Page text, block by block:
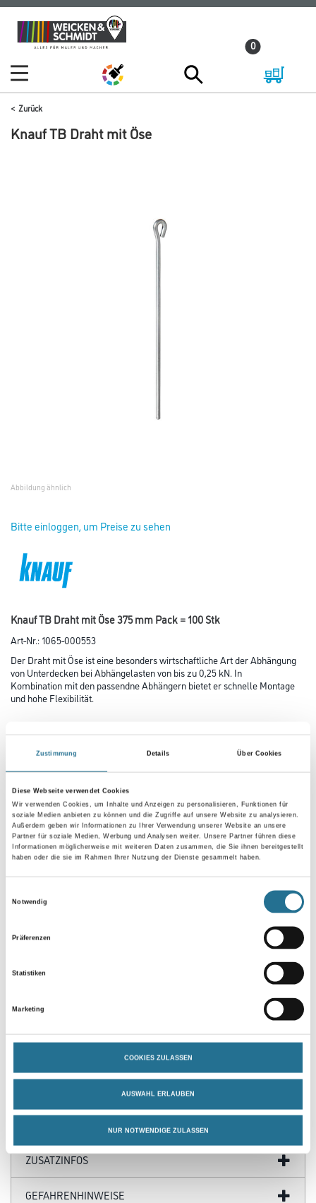
Zustimmung Details Über Cookies
Diese Webseite verwendet Cookies
Wir verwenden Cookies, um Inhalte und Anzeigen zu personalisieren, Funktionen für
soziale Medien anbieten zu können und die Zugriffe auf unsere Website zu analysieren.
Außerdem geben wir Informationen zu Ihrer Verwendung unserer Website an unsere
Partner für soziale Medien, Werbung und Analysen weiter. Unsere Partner führen diese
Informationen möglicherweise mit weiteren Daten zusammen, die Sie ihnen bereitgestellt
haben oder die sie im Rahmen Ihrer Nutzung der Dienste gesammelt haben.
Notwendig
Präferenzen
Statistiken
Marketing
COOKIES ZULASSEN
AUSWAHL ERLAUBEN
NUR NOTWENDIGE ZULASSEN
Zum
Inhalt
Zum
Navigationsmenü
0
Zurück
Knauf TB Draht mit Öse
Abbildung ähnlich
Bitte einloggen, um Preise zu sehen
Knauf TB Draht mit Öse 375 mm Pack = 100 Stk
Art-Nr.:1065-000553
Der Draht mit Öse ist eine besonders wirtschaftliche Art der Abhängung
von Unterdecken bei Abhängelasten von bis zu 0,25 kN. In
Kombination mit den passendne Abhängern bietet er schnelle Montage
und hohe Flexibilität.
- Schnellste Art der Abhängung
- Abhängehöhe stufenlos einstellbar
- Einfaches Nachjustieren der Abhängehöhe durch
Schnellspannfeder möglich
ZUSATZINFOS
GEFAHRENHINWEISE